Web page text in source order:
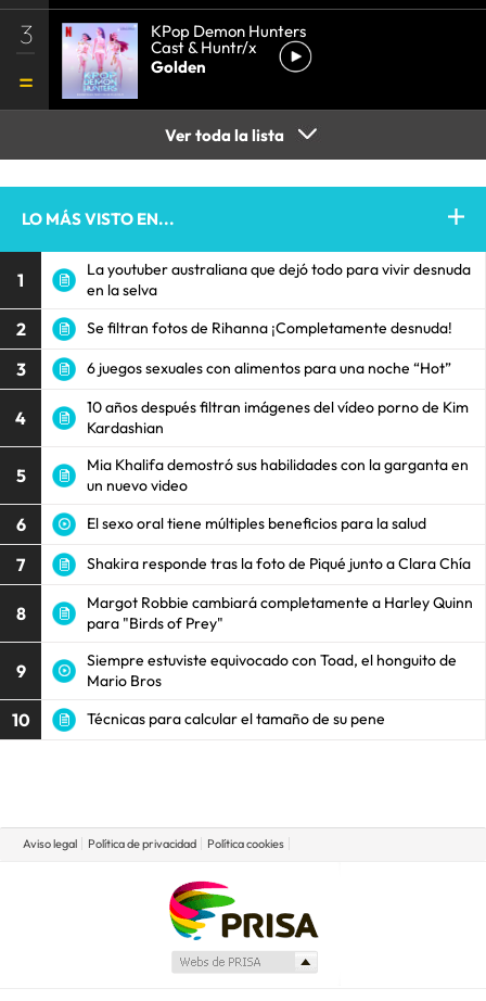
3 KPop Demon Hunters
Cast & Huntr/x
Golden
Ver toda la lista
LO MÁS VISTO EN...
1
La youtuber australiana que dejó todo para vivir desnuda
en la selva
2 Se filtran fotos de Rihanna ¡Completamente desnuda!
3 6 juegos sexuales con alimentos para una noche “Hot”
4
10 años después filtran imágenes del vídeo porno de Kim
Kardashian
5
Mia Khalifa demostró sus habilidades con la garganta en
un nuevo video
6 El sexo oral tiene múltiples beneficios para la salud
7 Shakira responde tras la foto de Piqué junto a Clara Chía
8
Margot Robbie cambiará completamente a Harley Quinn
para "Birds of Prey"
9
Siempre estuviste equivocado con Toad, el honguito de
Mario Bros
10 Técnicas para calcular el tamaño de su pene
Aviso legal Política de privacidad Política cookies